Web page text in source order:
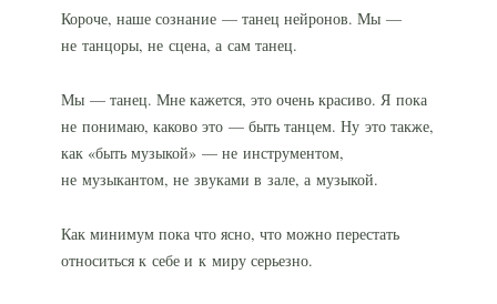
Короче, наше сознание — танец нейронов. Мы —
не танцоры, не сцена, а сам танец.
Мы — танец. Мне кажется, это очень красиво. Я пока
не понимаю, каково это — быть танцем. Ну это также,
как «быть музыкой» — не инструментом,
не музыкантом, не звуками в зале, а музыкой.
Как минимум пока что ясно, что можно перестать
относиться к себе и к миру серьезно.